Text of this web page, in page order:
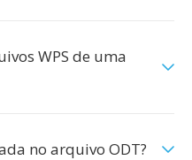
WPS de uma
no arquivo ODT?